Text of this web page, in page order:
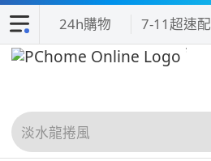
24h購物 7-11超速配